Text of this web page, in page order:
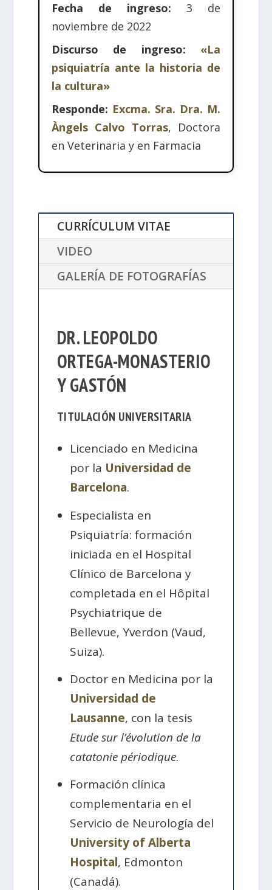
Fecha de ingreso: 3 de
noviembre de 2022
Discurso de ingreso: «La
psiquiatría ante la historia de
la cultura»
Responde: Excma. Sra. Dra. M.
Àngels Calvo Torras, Doctora
en Veterinaria y en Farmacia
CURRÍCULUM VITAE
VIDEO
GALERÍA DE FOTOGRAFÍAS
DR. LEOPOLDO
ORTEGA-MONASTERIO
Y GASTÓN
TITULACIÓN UNIVERSITARIA
Licenciado en Medicina
por la Universidad de
Barcelona.
Especialista en
Psiquiatría: formación
iniciada en el Hospital
Clínico de Barcelona y
completada en el Hôpital
Psychiatrique de
Bellevue, Yverdon (Vaud,
Suiza).
Doctor en Medicina por la
Universidad de
Lausanne, con la tesis
Etude sur l’évolution de la
catatonie périodique.
Formación clínica
complementaria en el
Servicio de Neurología del
University of Alberta
Hospital, Edmonton
(Canadá).